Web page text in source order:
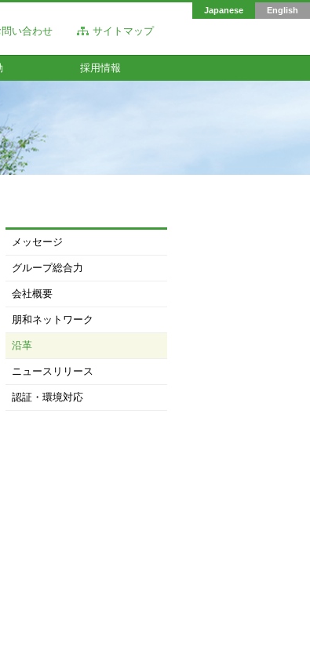
Japanese English
問い合わせ サイトマップ
採用情報
メッセージ
グループ総合力
会社概要
朋和ネットワーク
沿革
ニュースリリース
認証・環境対応